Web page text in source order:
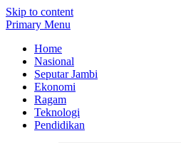
Skip to content
Primary Menu
Home
Nasional
Seputar Jambi
Ekonomi
Ragam
Teknologi
Pendidikan